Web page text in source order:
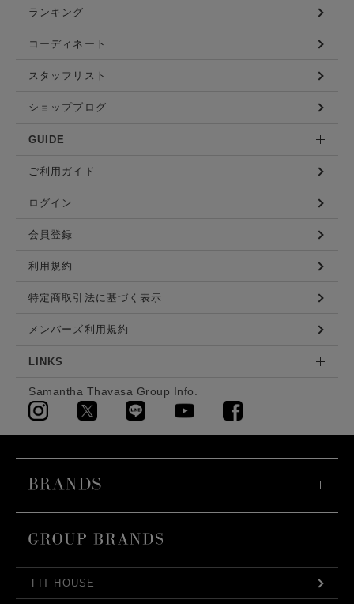
ランキング
コーディネート
スタッフリスト
ショップブログ
GUIDE
ご利用ガイド
ログイン
会員登録
利用規約
特定商取引法に基づく表示
メンバーズ利用規約
LINKS
Samantha Thavasa Group Info.
FIT HOUSE